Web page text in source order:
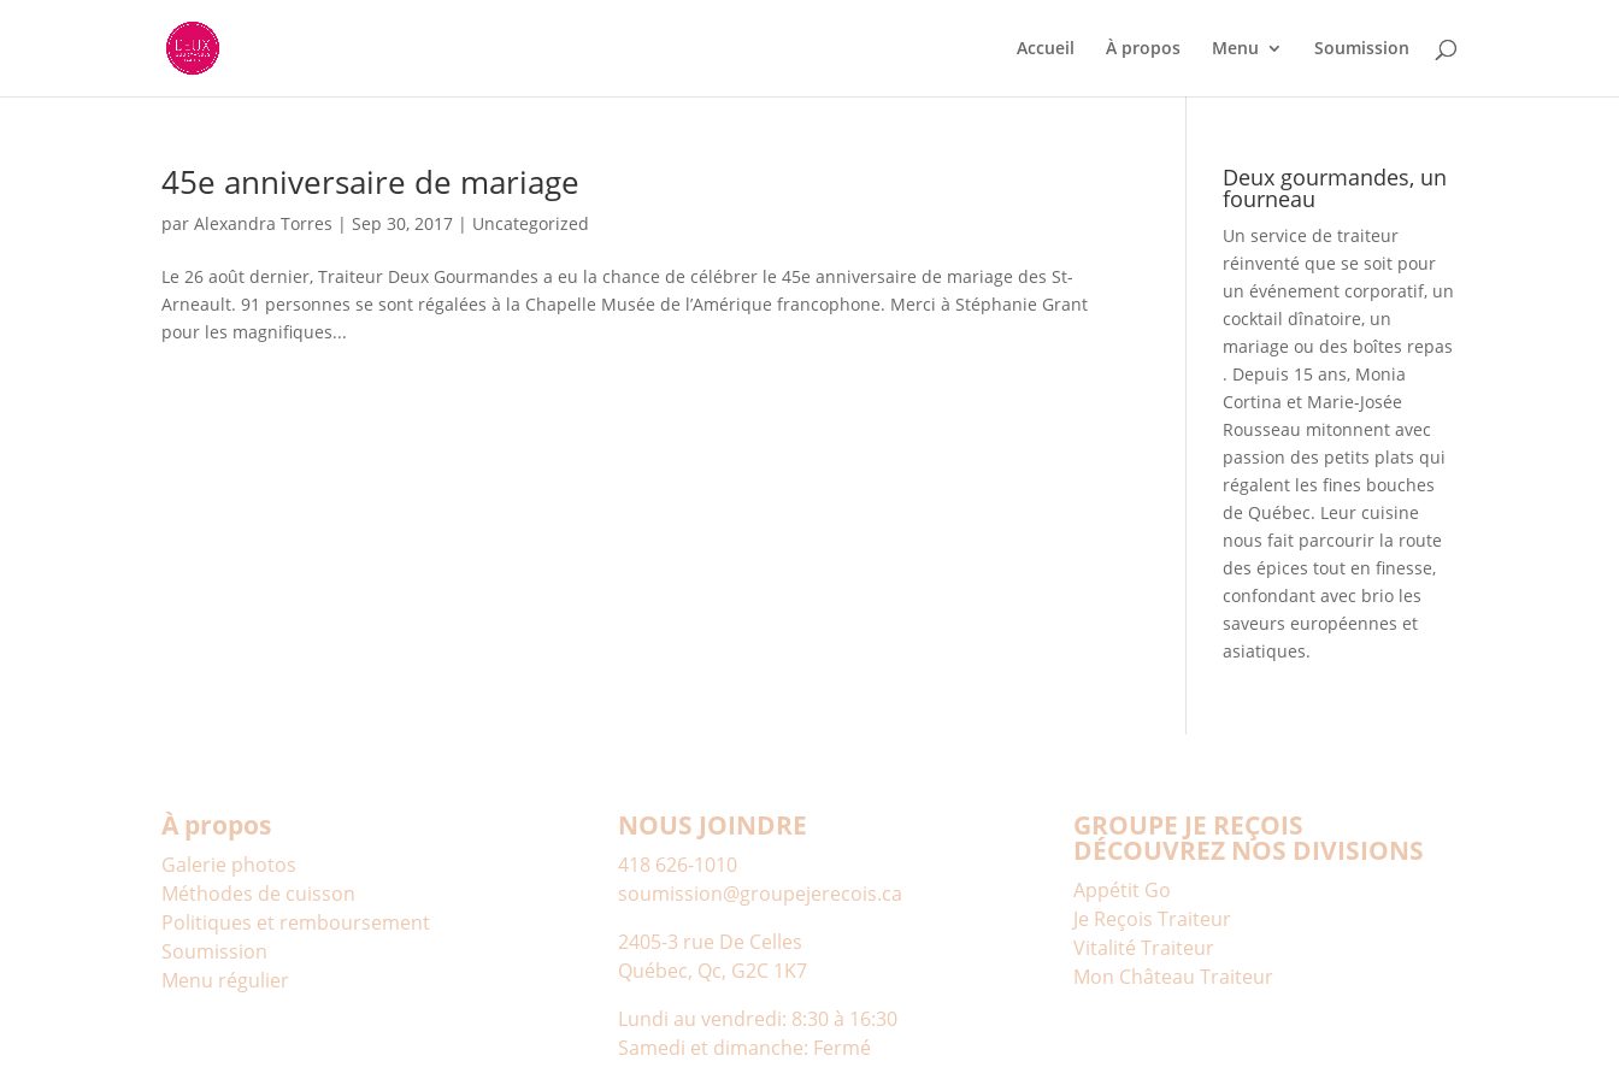
Accueil À propos Menu Soumission
45e anniversaire de mariage
parAlexandra Torres |Sep 30, 2017 | Uncategorized
Le 26 août dernier, Traiteur Deux Gourmandes a eu la chance de célébrer le 45e anniversaire de mariage des St-
Arneault. 91 personnes se sont régalées à la Chapelle Musée de l’Amérique francophone. Merci à Stéphanie Grant
pour les magnifiques...
Deux gourmandes, un
fourneau
Un service de traiteur
réinventé que se soit pour
un événement corporatif, un
cocktail dînatoire, un
mariage ou des boîtes repas
. Depuis 15 ans, Monia
Cortina et Marie-Josée
Rousseau mitonnent avec
passion des petits plats qui
régalent les fines bouches
de Québec. Leur cuisine
nous fait parcourir la route
des épices tout en finesse,
confondant avec brio les
saveurs européennes et
asiatiques.
À propos
Galerie photos
Méthodes de cuisson
Politiques et remboursement
Soumission
Menu régulier
NOUS JOINDRE
418 626-1010
soumission@groupejerecois.ca
2405-3 rue De Celles
Québec, Qc, G2C 1K7
Lundi au vendredi: 8:30 à 16:30
Samedi et dimanche: Fermé
GROUPE JE REÇOIS
DÉCOUVREZ NOS DIVISIONS
Appétit Go
Je Reçois Traiteur
Vitalité Traiteur
Mon Château Traiteur